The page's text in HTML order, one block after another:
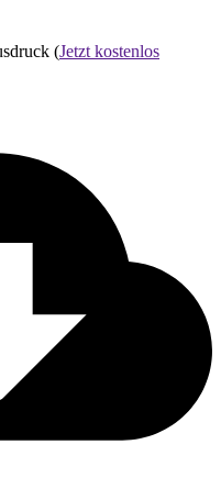
(Jetzt kostenlos